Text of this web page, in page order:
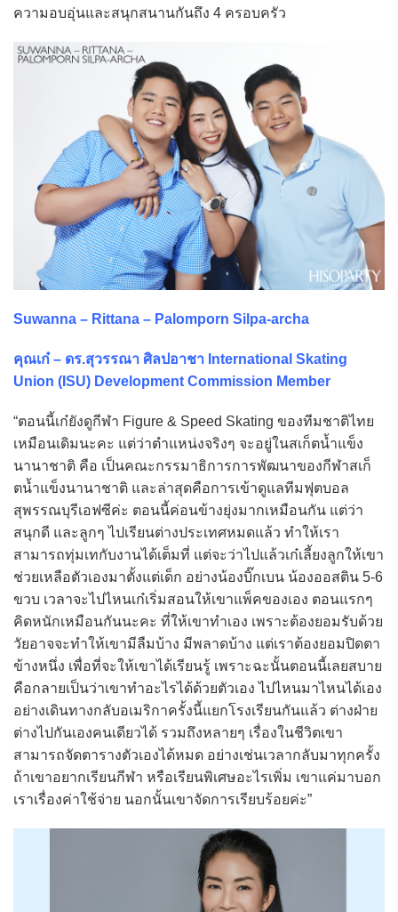
ความอบอุ่นและสนุกสนานกันถึง 4 ครอบครัว
Suwanna – Rittana – Palomporn Silpa-archa
คุณเก๋ – ดร.สุวรรณา ศิลปอาชา International Skating
Union (ISU) Development Commission Member
“ตอนนี้เก๋ยังดูกีฬา Figure & Speed Skating ของทีมชาติไทย
เหมือนเดิมนะคะ แต่ว่าตำแหน่งจริงๆ จะอยู่ในสเก็ตน้ำแข็ง
นานาชาติ คือ เป็นคณะกรรมาธิการการพัฒนาของกีฬาสเก็
ตน้ำแข็งนานาชาติ และล่าสุดคือการเข้าดูแลทีมฟุตบอล
สุพรรณบุรีเอฟซีค่ะ ตอนนี้ค่อนข้างยุ่งมากเหมือนกัน แต่ว่า
สนุกดี และลูกๆ ไปเรียนต่างประเทศหมดแล้ว ทำให้เรา
สามารถทุ่มเทกับงานได้เต็มที่ แต่จะว่าไปแล้วเก๋เลี้ยงลูกให้เขา
ช่วยเหลือตัวเองมาตั้งแต่เด็ก อย่างน้องบิ๊กเบน น้องออสติน 5-6
ขวบ เวลาจะไปไหนเก๋เริ่มสอนให้เขาแพ็คของเอง ตอนแรกๆ
คิดหนักเหมือนกันนะคะ ที่ให้เขาทำเอง เพราะต้องยอมรับด้วย
วัยอาจจะทำให้เขามีลืมบ้าง มีพลาดบ้าง แต่เราต้องยอมปิดตา
ข้างหนึ่ง เพื่อที่จะให้เขาได้เรียนรู้ เพราะฉะนั้นตอนนี้เลยสบาย
คือกลายเป็นว่าเขาทำอะไรได้ด้วยตัวเอง ไปไหนมาไหนได้เอง
อย่างเดินทางกลับอเมริกาครั้งนี้แยกโรงเรียนกันแล้ว ต่างฝ่าย
ต่างไปกันเองคนเดียวได้ รวมถึงหลายๆ เรื่องในชีวิตเขา
สามารถจัดตารางตัวเองได้หมด อย่างเช่นเวลากลับมาทุกครั้ง
ถ้าเขาอยากเรียนกีฬา หรือเรียนพิเศษอะไรเพิ่ม เขาแค่มาบอก
เราเรื่องค่าใช้จ่าย นอกนั้นเขาจัดการเรียบร้อยค่ะ”